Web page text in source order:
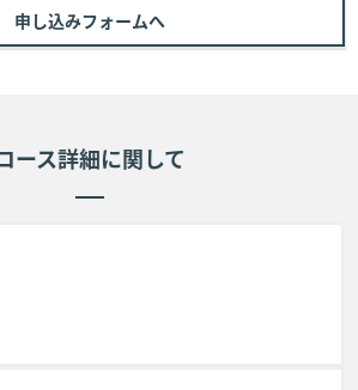
申し込みフォームへ
ース詳細に関して